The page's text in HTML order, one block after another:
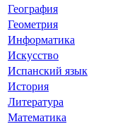
География
Геометрия
Информатика
Искусство
Испанский язык
История
Литература
Математика